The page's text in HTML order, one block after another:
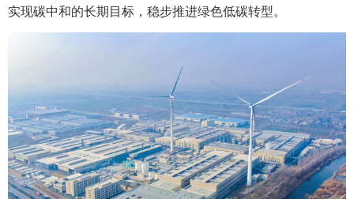
实现碳中和的长期目标，稳步推进绿色低碳转型。